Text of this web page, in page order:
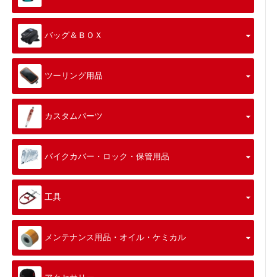
バッグ＆ＢＯＸ
ツーリング用品
カスタムパーツ
バイクカバー・ロック・保管用品
工具
メンテナンス用品・オイル・ケミカル